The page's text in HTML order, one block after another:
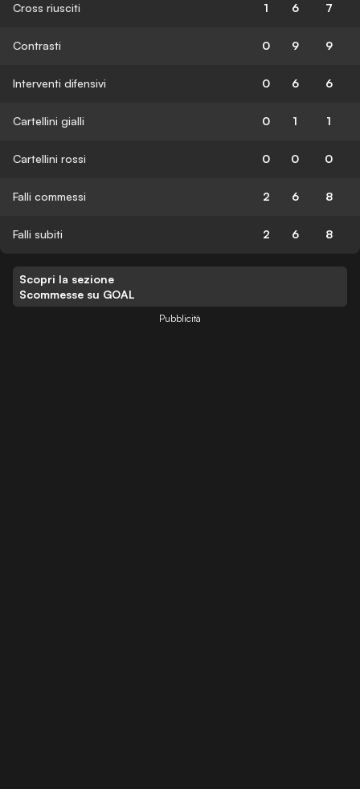
Cross riusciti 1 6 7
Contrasti 0 9 9
Interventi difensivi 0 6 6
Cartellini gialli 0 1 1
Cartellini rossi 0 0 0
Falli commessi 2 6 8
Falli subiti 2 6 8
Scopri la sezione
Scommesse su GOAL
Pubblicità